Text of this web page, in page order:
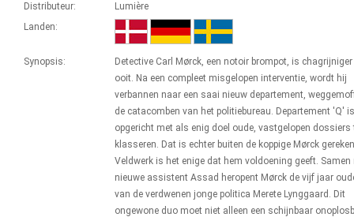
Distributeur:
Lumière
Landen:
Synopsis:
Detective Carl Mørck, een notoir brompot, is
ooit. Na een compleet misgelopen interventie, wordt hij
verbannen naar een saai nieuw departement,
de catacomben van het politiebureau. Departement 'Q' is
opgericht met als enig doel oude, vastgelopen dossiers
klasseren. Dat is echter buiten de koppige Mørck
Veldwerk is het enige dat hem voldoening geeft.
nieuwe assistent Assad heropent Mørck de vijf jaar
van de verdwenen jonge politica Merete Lynggaard. Dit
ongewone duo moet niet alleen een schijnbaar